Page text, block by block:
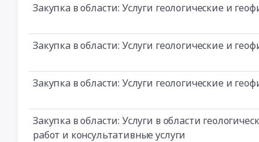
Закупка в области: Услуги геологические и
Закупка в области: Услуги геологические и
Закупка в области: Услуги геологические и
Закупка в области: Услуги в области
работ и консультативные услуги